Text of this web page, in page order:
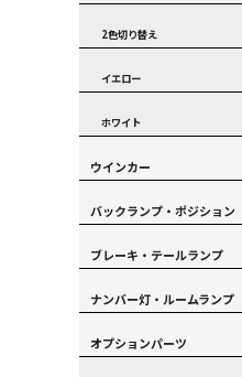
2色切り替え
イエロー
ホワイト
ウインカー
バックランプ・ポジション
ブレーキ・テールランプ
ナンバー灯・ルームランプ
オプションパーツ